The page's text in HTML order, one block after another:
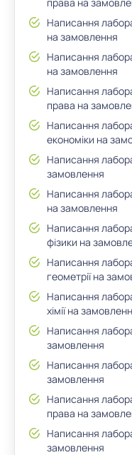
Написання
на замовлення
Написання
на замовлення
Написання
права на
Написання
економіки на
Написання
замовлення
Написання
на замовлення
Написання
фізики на
Написання
геометрії на
Написання
хімії на
Написання
замовлення
Написання
замовлення
Написання
права на
Написання
замовлення